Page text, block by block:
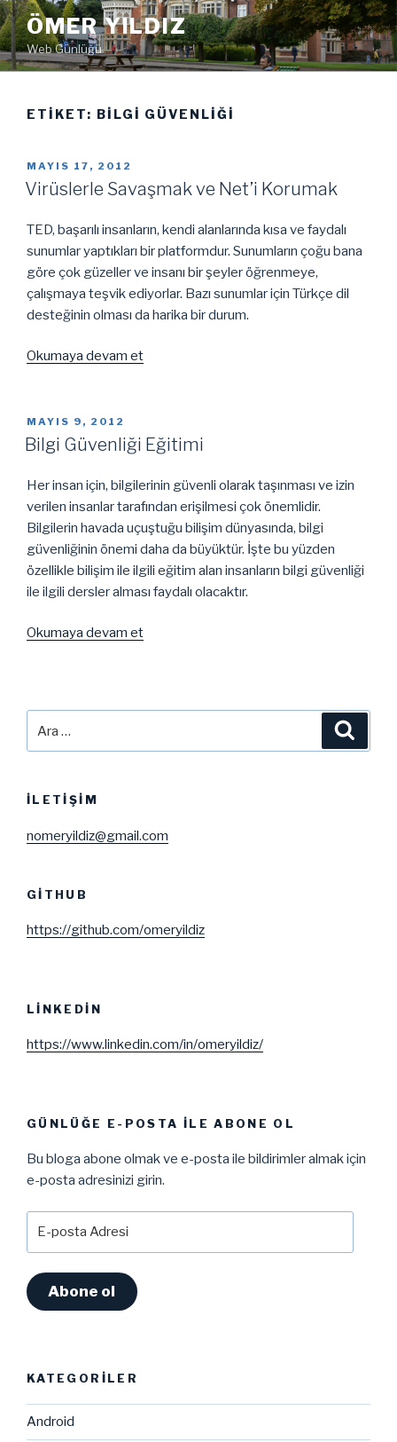
İçeriğe
geç ÖMER YILDIZ
Web Günlüğü
ETIKET: BILGI GÜVENLIĞI
YAYIM
TARIHI
MAYIS 17, 2012
Virüslerle Savaşmak ve Net’i Korumak
TED, başarılı insanların, kendi alanlarında kısa ve faydalı
sunumlar yaptıkları bir platformdur. Sunumların çoğu bana
göre çok güzeller ve insanı bir şeyler öğrenmeye,
çalışmaya teşvik ediyorlar. Bazı sunumlar için Türkçe dil
desteğinin olması da harika bir durum.
Okumaya devam et“Virüslerle
Korumak”
YAYIM
TARIHI
MAYIS 9, 2012
Bilgi Güvenliği Eğitimi
Her insan için, bilgilerinin güvenli olarak taşınması ve izin
verilen insanlar tarafından erişilmesi çok önemlidir.
Bilgilerin havada uçuştuğu bilişim dünyasında, bilgi
güvenliğinin önemi daha da büyüktür. İşte bu yüzden
özellikle bilişim ile ilgili eğitim alan insanların bilgi güvenliği
ile ilgili dersler alması faydalı olacaktır.
Okumaya devam et“Bilgi
İLETIŞIM
nomeryildiz@gmail.com
GITHUB
https://github.com/omeryildiz
LINKEDIN
https://www.linkedin.com/in/omeryildiz/
GÜNLÜĞE E-POSTA ILE ABONE OL
Bu bloga abone olmak ve e-posta ile bildirimler almak için
e-posta adresinizi girin.
posta
Abone ol
KATEGORILER
Android